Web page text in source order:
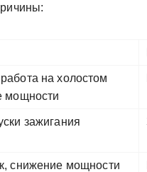
на холостом
мощности
зажигания
снижение мощности